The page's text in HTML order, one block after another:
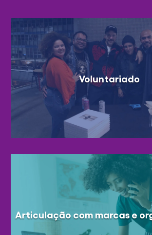
Voluntariado
Articulação com marcas e